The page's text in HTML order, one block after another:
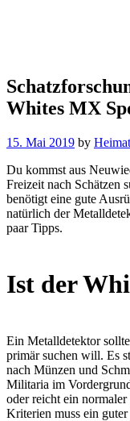
Whites MX
15. Mai 2019 by
Du kommst aus
Freizeit nach Schätzen
benötigt eine gute
natürlich der
paar Tipps.
Ist der
Ein Metalldetektor
primär suchen will. Es
nach Münzen und
Militaria im
oder reicht ein
Kriterien muss ein